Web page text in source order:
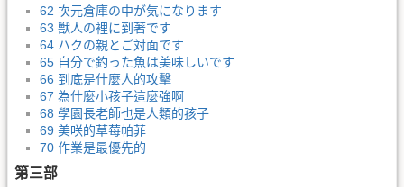
62 次元倉庫の中が気になります
63 獣人の裡に到著です
64 ハクの親とご対面です
65 自分で釣った魚は美味しいです
66 到底是什麼人的攻擊
67 為什麼小孩子這麼強啊
68 學園長老師也是人類的孩子
69 美咲的草莓帕菲
70 作業是最優先的
第三部